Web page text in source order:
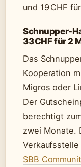
und 19 CHF
Schnupper-
33 CHF für 2
Das
Kooperation
Migros oder
Der
berechtigt
zwei Monate.
SBB